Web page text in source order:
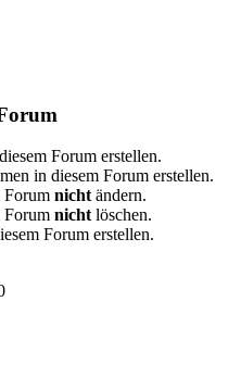
Forum erstellen.
in diesem Forum erstellen.
Forum nichtändern.
Forum nichtlöschen.
Forum erstellen.